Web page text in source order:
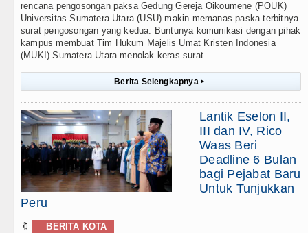
rencana pengosongan paksa Gedung Gereja Oikoumene (POUK)
Universitas Sumatera Utara (USU) makin memanas paska terbitnya
surat pengosongan yang kedua. Buntunya komunikasi dengan pihak
kampus membuat Tim Hukum Majelis Umat Kristen Indonesia
(MUKI) Sumatera Utara menolak keras surat . . .
Berita Selengkapnya ▸
Lantik Eselon II,
III dan IV, Rico
Waas Beri
Deadline 6 Bulan
bagi Pejabat Baru
Untuk Tunjukkan
Peru
🔖 BERITA KOTA